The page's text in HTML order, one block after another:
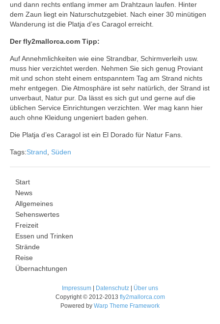
und dann rechts entlang immer am Drahtzaun laufen. Hinter
dem Zaun liegt ein Naturschutzgebiet. Nach einer 30 minütigen
Wanderung ist die Platja d’es Caragol erreicht.
Der fly2mallorca.com Tipp:
Auf Annehmlichkeiten wie eine Strandbar, Schirmverleih usw.
muss hier verzichtet werden. Nehmen Sie sich genug Proviant
mit und schon steht einem entspanntem Tag am Strand nichts
mehr entgegen. Die Atmosphäre ist sehr natürlich, der Strand ist
unverbaut, Natur pur. Da lässt es sich gut und gerne auf die
üblichen Service Einrichtungen verzichten. Wer mag kann hier
auch ohne Kleidung ungeniert baden gehen.
Die Platja d’es Caragol ist ein El Dorado für Natur Fans.
Tags:Strand Süden
Start
News
Allgemeines
Sehenswertes
Freizeit
Essen und Trinken
Strände
Reise
Übernachtungen
Impressum Datenschutz
Über uns
Copyright © 2012-2013 fly2mallorca.com
Powered by Warp Theme Framework